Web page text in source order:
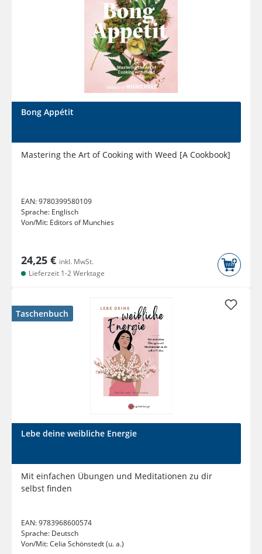
Bong Appétit
Mastering the Art of Cooking with Weed [A Cookbook]
EAN:9780399580109
Sprache: Englisch
Von/Mit: Editors of Munchies
24,25 € inkl. MwSt.
Lieferzeit 1-2 Werktage
Taschenbuch
Lebe deine weibliche Energie
Mit einfachen Übungen und Meditationen zu dir
selbst finden
EAN:9783968600574
Sprache: Deutsch
Von/Mit:Celia Schönstedt (u. a.)